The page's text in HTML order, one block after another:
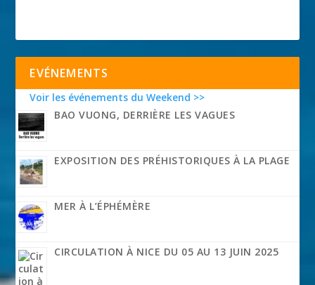
EVÉNEMENTS
Voir les événements du Weekend >>
BAO VUONG, DERRIÈRE LES VAGUES
EXPOSITION DES PRÉHISTORIQUES À LA PLAGE
MER À L’ÉPHÉMÈRE
CIRCULATION À NICE DU 05 AU 13 JUIN 2025